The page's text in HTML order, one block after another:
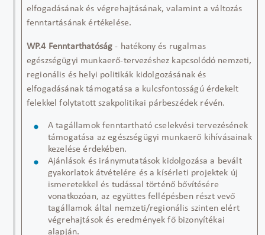
elfogadásának és végrehajtásának, valamint a változás
fenntartásának értékelése.
WP.4 Fenntarthatóság- hatékony és rugalmas
egészségügyi munkaerő-tervezéshez kapcsolódó nemzeti,
regionális és helyi politikák kidolgozásának és
elfogadásának támogatása a kulcsfontosságú érdekelt
felekkel folytatott szakpolitikai párbeszédek révén.
A tagállamok fenntartható cselekvési tervezésének
támogatása az egészségügyi munkaerő kihívásainak
kezelése érdekében.
Ajánlások és iránymutatások kidolgozása a bevált
gyakorlatok átvételére és a kísérleti projektek új
ismeretekkel és tudással történő bővítésére
vonatkozóan, az együttes fellépésben részt vevő
tagállamok által nemzeti/regionális szinten elért
végrehajtások és eredmények fő bizonyítékai
alapján.